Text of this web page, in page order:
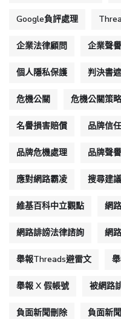
Google負評處理
企業法律顧問 企業聲
個人隱私保護 判決書
危機公關 危機公關策略
名譽損害賠償 品牌信
品牌危機處理 品牌聲
應對網路霸凌 搜尋建
維基百科中立觀點 網
網路誹謗法律諮詢 網
舉報Threads避雷文
舉報 X 假帳號 被網路
負面新聞刪除 負面新